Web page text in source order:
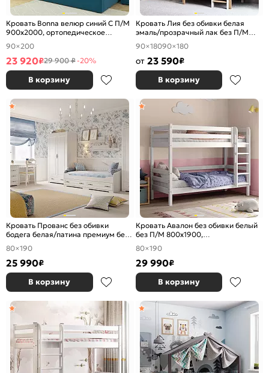
Кровать Bonna велюр синий С П/М
900x2000, ортопедическое
основание, изголовье мягкое
90×200
23 920₽29 900 ₽-20%
В корзину
Кровать Лия без обивки белая
эмаль/прозрачный лак без П/М
900x1800, ортопедическое
основание, без изголовья
90×18090×180
от 23 590₽
В корзину
Кровать Прованс без обивки
бодега белая/патина премиум без
П/М 800x1900, ортопедическое
основание, изголовье жесткое
80×190
25 990₽
В корзину
Кровать Авалон без обивки белый
без П/М 800x1900,
ортопедическое основание,
изголовье жесткое
80×190
29 990₽
В корзину